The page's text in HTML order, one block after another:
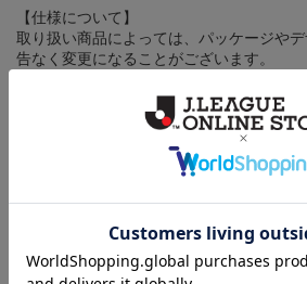
【仕様について】
取り扱い商品によっては、パッケージや
告なく変更になることがございます。
ギフト対応について